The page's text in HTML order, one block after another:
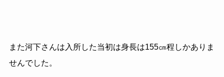
また河下さんは入所した当初は身長は155㎝程しかありま
せんでした。